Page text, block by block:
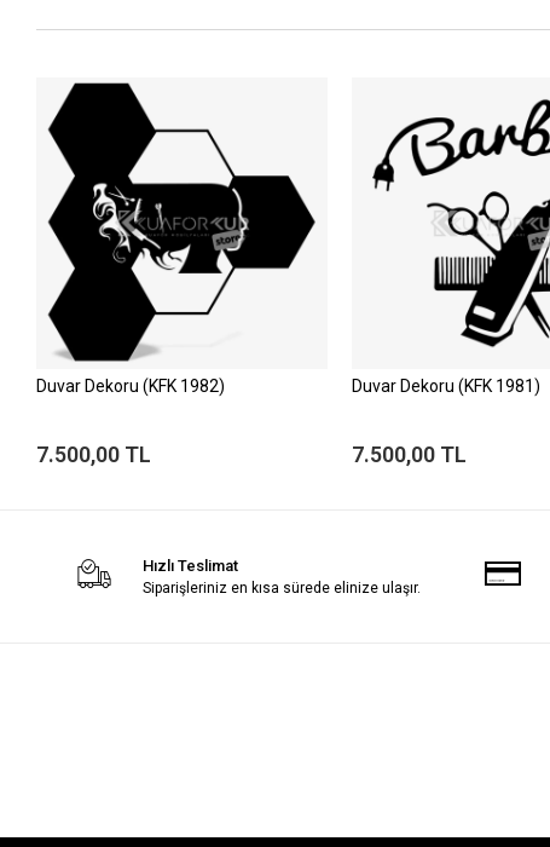
Duvar Dekoru (KFK 1982)
7.500,00 TL
Duvar Dekoru (KFK 1981)
7.500,00 TL
Hızlı Teslimat
Siparişleriniz en kısa sürede elinize ulaşır.